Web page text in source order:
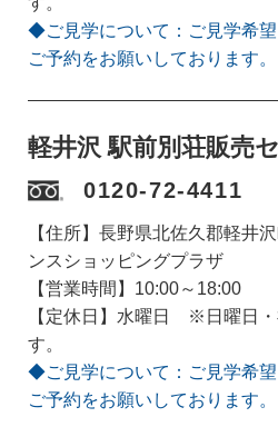
◆ご見学について：ご見学希
ご予約をお願いしております。
軽井沢 駅前別荘販売
0120-72-4411
【住所】長野県北佐久郡軽井
ンスショッピングプラザ
【営業時間】10:00～18:00
【定休日】水曜日 ※日曜日・
す。
◆ご見学について：ご見学希
ご予約をお願いしております。